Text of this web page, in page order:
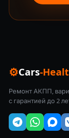
⚙Cars-
Ремонт АКПП,
с гарантией до 2